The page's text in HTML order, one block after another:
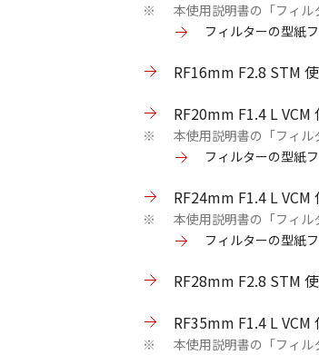
※
本使用説明書の「フィ
フィルターの型紙
RF16mm F2.8 STM
RF20mm F1.4 L
※
本使用説明書の「フィ
フィルターの型紙
RF24mm F1.4 L
※
本使用説明書の「フィ
フィルターの型紙
RF28mm F2.8 STM
RF35mm F1.4 L
※
本使用説明書の「フィ